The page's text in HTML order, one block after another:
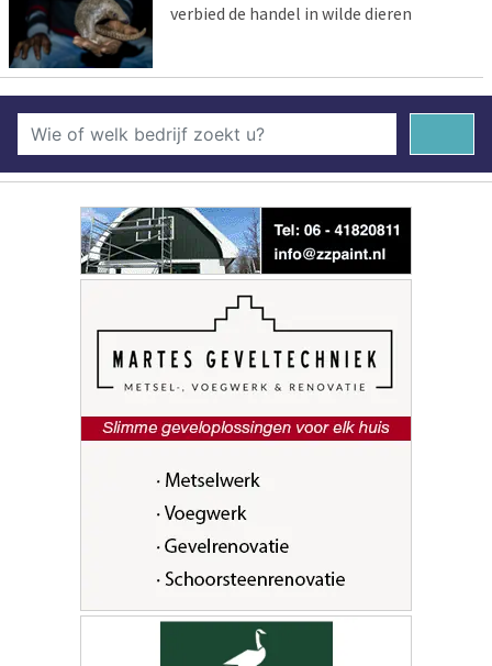
verbied de handel in wilde dieren